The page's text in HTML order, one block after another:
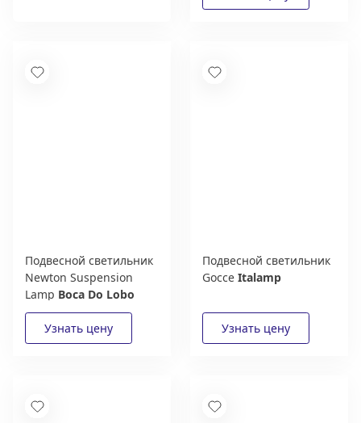
Подвесной светильник
Newton Suspension
Lamp Boca Do Lobo
Подвесной светильник
Gocce Italamp